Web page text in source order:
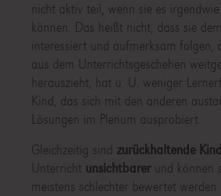
nicht aktiv teil, wenn sie es
können. Das heißt nicht, dass sie
interessiert und aufmerksam folgen,
aus dem Unterrichtsgeschehen
herauszieht, hat u. U. weniger
Kind, das sich mit den anderen
Lösungen im Plenum ausprobiert.
Gleichzeitig sind zurückhaltende
Unterricht unsichtbarerund können
meistens schlechter bewertet werden